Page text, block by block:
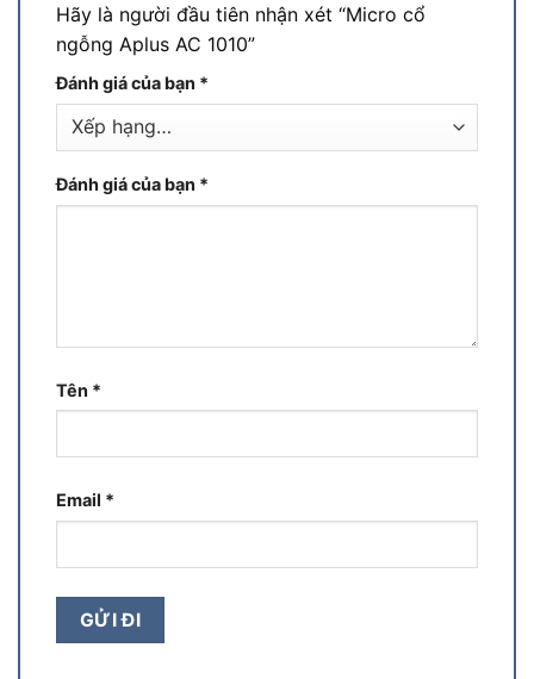
Hãy là người đầu tiên nhận xét “Micro cổ
ngỗng Aplus AC 1010”
Đánh giá của bạn *
Đánh giá của bạn *
Tên *
Email *